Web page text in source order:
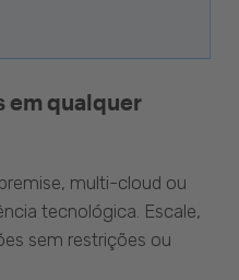
em qualquer
multi-cloud ou
tecnológica. Escale,
sem restrições ou